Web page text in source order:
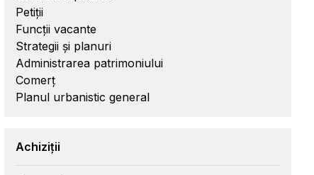
Petiții
Funcții vacante
Strategii și planuri
Administrarea patrimoniului
Comerț
Planul urbanistic general
Achiziții